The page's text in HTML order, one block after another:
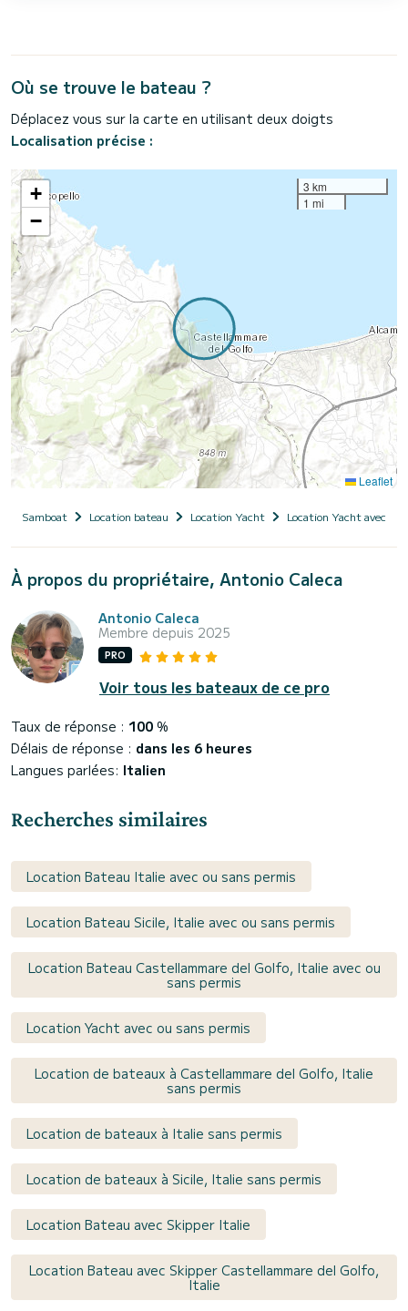
Où se trouve le bateau ?
Déplacez vous sur la carte en utilisant deux doigts
Localisation précise :
+
−
3 km
1 mi
Leaflet
Samboat Location bateau Location Yacht Location Yacht avec
À propos du propriétaire, Antonio Caleca
Antonio Caleca
Membre depuis 2025
PRO
Voir tous les bateaux de ce pro
Taux de réponse : 100 %
Délais de réponse : dans les 6 heures
Langues parlées: Italien
Recherches similaires
Location Bateau Italie avec ou sans permis
Location Bateau Sicile, Italie avec ou sans permis
Location Bateau Castellammare del Golfo, Italie avec ou
sans permis
Location Yacht avec ou sans permis
Location de bateaux à Castellammare del Golfo, Italie
sans permis
Location de bateaux à Italie sans permis
Location de bateaux à Sicile, Italie sans permis
Location Bateau avec Skipper Italie
Location Bateau avec Skipper Castellammare del Golfo,
Italie